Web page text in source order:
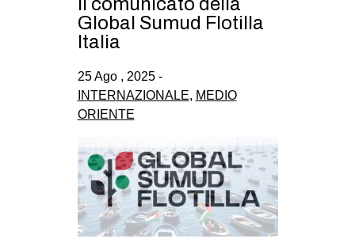
Global Sumud Flotilla
Italia
25 Ago , 2025 -
INTERNAZIONALE, MEDIO
ORIENTE